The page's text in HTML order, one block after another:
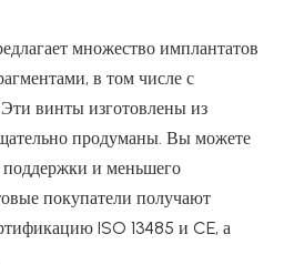
множество имплантатов
в том числе с
винты изготовлены из
продуманы. Вы можете
поддержки и меньшего
покупатели получают
ISO 13485 и CE, а